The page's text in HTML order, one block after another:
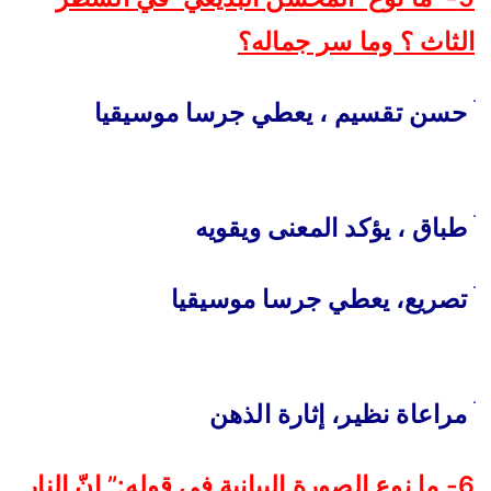
الثاث ؟ وما سر جماله؟
ׄ حسن تقسيم ، يعطي جرسا موسيقيا
ׄ طباق ، يؤكد المعنى ويقويه
ׄتصريع، يعطي جرسا موسيقيا
ׄ مراعاة نظير، إثارة الذهن